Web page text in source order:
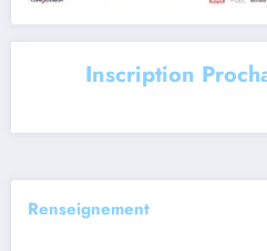
Inscription
Renseignement